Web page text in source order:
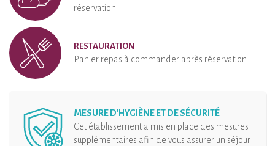
réservation
RESTAURATION
Panier repas à commander après réservation
MESURE D'HYGIÈNE ET DE SÉCURITÉ
Cet établissement a mis en place des mesures
supplémentaires afin de vous assurer un séjour